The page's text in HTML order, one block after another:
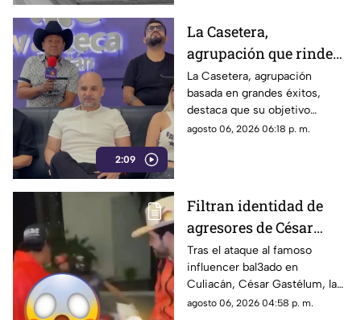
2:09
La Casetera,
agrupación que rinde
homenaje a los mejores
éxitos
La Casetera, agrupación
basada en grandes éxitos,
destaca que su objetivo
principal es que el público
agosto 06, 2026 06:18 p. m.
Filtran identidad de
agresores de César
Gastélum, influencer
bal3ado a sangre fría
con TIRO de GRACIA
Tras el ataque al famoso
influencer bal3ado en
Culiacán, César Gastélum, la
identidad de los presuntos
agosto 06, 2026 04:58 p. m.